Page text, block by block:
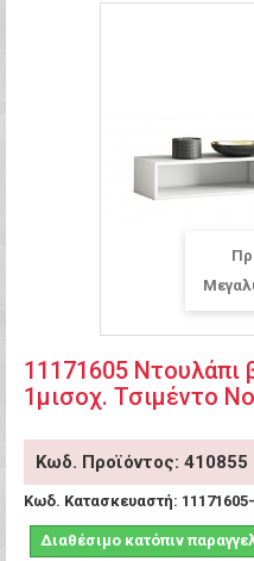
11171605 Ντουλάπι
1μισοχ. Τσιμέντο
Κωδ. Προϊόντος: 410855
Κωδ. Κατασκευαστή:
Διαθέσιμο κατόπιν